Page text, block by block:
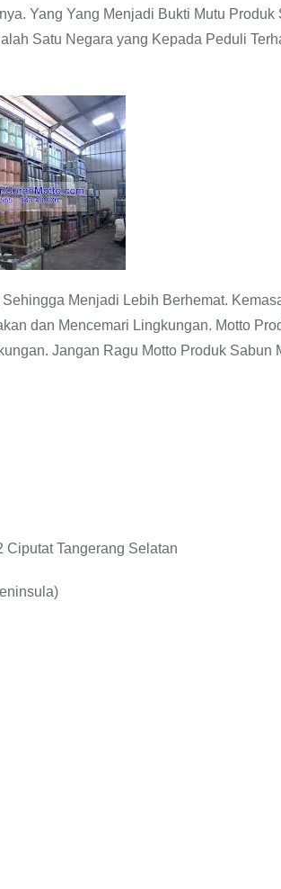
Yang Yang Menjadi Bukti Mutu Produk
Satu Negara yang Kepada Peduli
Menjadi Lebih Berhemat.
dan Mencemari Lingkungan. Motto
Jangan Ragu Motto Produk Sabun
Ciputat Tangerang Selatan